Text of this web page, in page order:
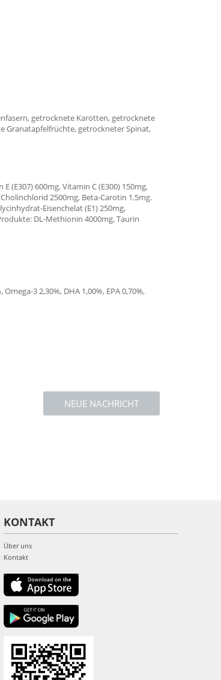
getrocknete Karotten, getrocknete
Granatapfelfrüchte, getrockneter Spinat,
(E307) 600mg, Vitamin C (E300) 150mg,
2500mg, Beta-Carotin 1,5mg.
Eisenchelat (E1) 250mg,
DL-Methionin 4000mg, Taurin
3 2,30%, DHA 1,00%, EPA 0,70%,
NEUE NACHRICHT
KONTAKT
Über uns
Kontakt